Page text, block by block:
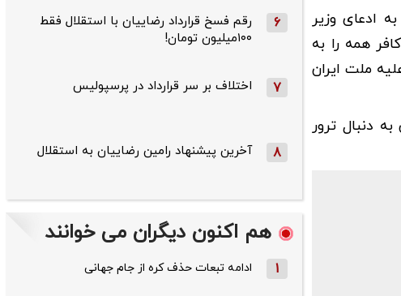
در واکنش به ادعای وزیر
همه را به
ملت ایران
دنبال ترور
6
رقم فسخ قرارداد رضاییان با استقلال فقط
۱۰۰میلیون تومان!
7 اختلاف بر سر قرارداد در پرسپولیس
8 آخرین پیشنهاد رامین رضاییان به استقلال
هم اکنون دیگران می خوانند
1 ادامه تبعات حذف کره از جام جهانی